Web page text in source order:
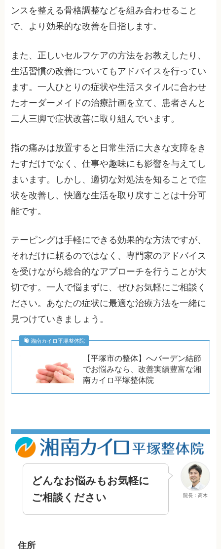
ンスを整える骨格調整などを組み合わせること
で、より効果的な改善を目指します。
また、正しいセルフケアの方法をお教えしたり、
生活習慣の改善についてもアドバイスを行ってい
ます。一人ひとりの症状や生活スタイルに合わせ
たオーダーメイドの治療計画を立て、患者さんと
二人三脚で症状改善に取り組んでいます。
指の痛みは放置すると日常生活に大きな支障をき
たすだけでなく、仕事や趣味にも影響を与えてし
まいます。しかし、適切な対処法を知ることで症
状を改善し、快適な生活を取り戻すことは十分可
能です。
テーピングは手軽にできる効果的な方法ですが、
それだけに頼るのではなく、専門家のアドバイス
を受けながら総合的なアプローチを行うことが大
切です。一人で悩まずに、ぜひお気軽にご相談く
ださい。あなたの症状に最適な治療方法を一緒に
見つけていきましょう。
湘南カイロ平塚整体院
【平塚市の整体】へバーデン結節
でお悩みなら、改善実績豊富な湘
南カイロ平塚整体院
院長：高木
どんなお悩みもお気軽に
ご相談ください
住所